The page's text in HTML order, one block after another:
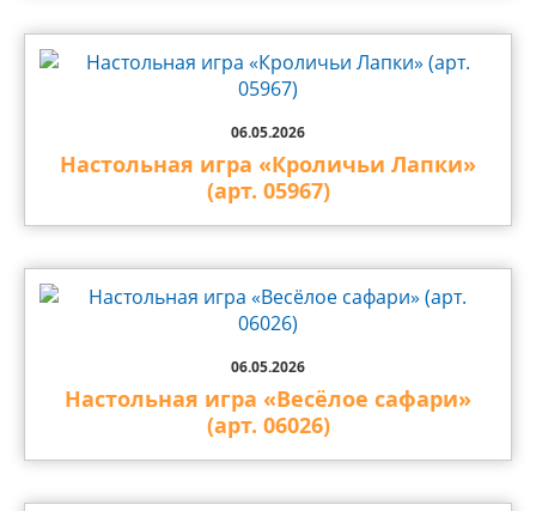
06.05.2026
Настольная игра «Кроличьи Лапки»
(арт. 05967)
06.05.2026
Настольная игра «Весёлое сафари»
(арт. 06026)